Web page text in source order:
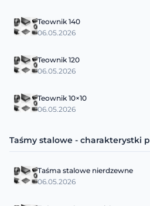
Teownik 140
06.05.2026
Teownik 120
06.05.2026
Teownik 10×10
06.05.2026
Taśmy stalowe - charakterystki
Taśma stalowe nierdzewne
06.05.2026